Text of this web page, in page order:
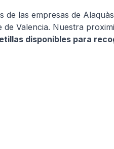
de las empresas de
Valencia. Nuestra
disponibles para